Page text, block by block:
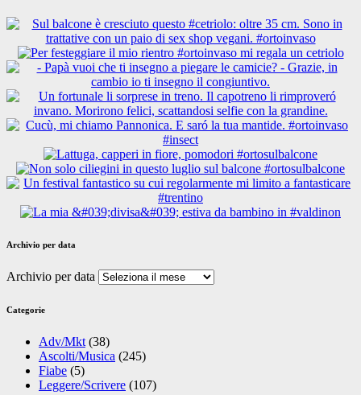
Archivio per data
Archivio per data
Categorie
Adv/Mkt (38)
Ascolti/Musica (245)
Fiabe (5)
Leggere/Scrivere (107)